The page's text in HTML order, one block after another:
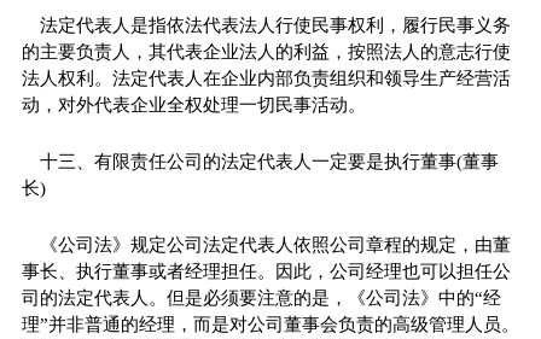
法定代表人是指依法代表法人行使民事权利，履行民事义务
的主要负责人，其代表企业法人的利益，按照法人的意志行使
法人权利。法定代表人在企业内部负责组织和领导生产经营活
动，对外代表企业全权处理一切民事活动。
十三、有限责任公司的法定代表人一定要是执行董事(董事
长)
《公司法》规定公司法定代表人依照公司章程的规定，由董
事长、执行董事或者经理担任。因此，公司经理也可以担任公
司的法定代表人。但是必须要注意的是，《公司法》中的“经
理”并非普通的经理，而是对公司董事会负责的高级管理人员。